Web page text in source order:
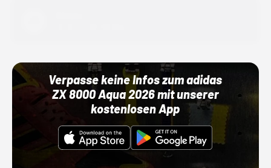
Verpasse keine Infos zum adidas
ZX 8000 Aqua 2026 mit unserer
kostenlosen App